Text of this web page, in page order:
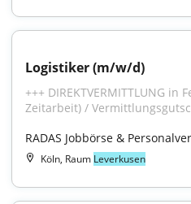
Logistiker (m/w/d)
+++ DIREKTVERMITTLUNG in
Zeitarbeit) /
RADAS Jobbörse &
Köln, Raum Leverkusen